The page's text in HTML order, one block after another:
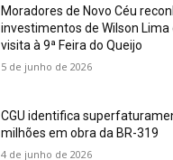
Moradores de Novo Céu
investimentos de Wilson Lima
visita à 9ª Feira do Queijo
5 de junho de 2026
CGU identifica
milhões em obra da BR-319
4 de junho de 2026